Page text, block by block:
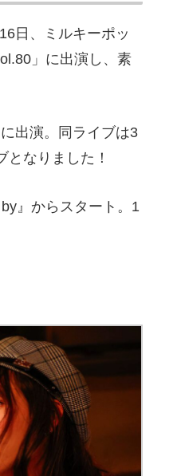
日、ミルキーポッ
」に出演し、素
出演。同ライブは3
なりました！
』からスタート。1